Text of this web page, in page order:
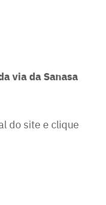
via da Sanasa
do site e clique